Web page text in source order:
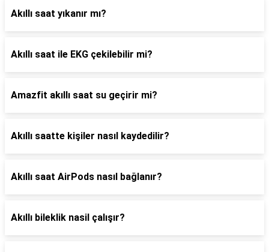
Akıllı saat yıkanır mı?
Akıllı saat ile EKG çekilebilir mi?
Amazfit akıllı saat su geçirir mi?
Akıllı saatte kişiler nasıl kaydedilir?
Akıllı saat AirPods nasıl bağlanır?
Akıllı bileklik nasil çalışır?